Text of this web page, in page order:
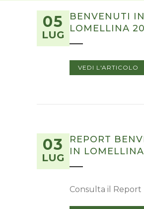
05
LUG
BENVENUTI IN
LOMELLINA
VEDI L'ARTICOLO
03
LUG
REPORT
IN
Consulta il Report
Riaperto il Bando “SRD04 –
produttivi agricoli con finalità
Nuovo termine: